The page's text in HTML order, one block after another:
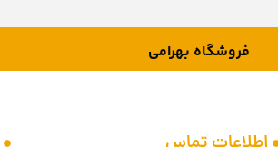
فروشگاه بهرامی